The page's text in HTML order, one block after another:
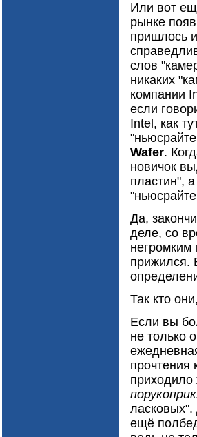
Или вот
рынке
пришлось
слов
никаких
компании
если
Intel, как
Wafer.
новичок
пластин",
Да,
деле, со
негромким
прижился.
Так кто
Если вы
не только
прочтения
ласковых".
ещё